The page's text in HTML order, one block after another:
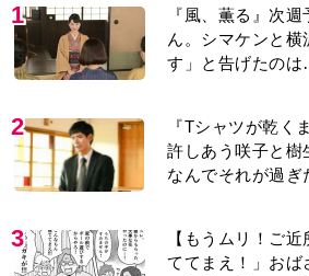
1
『風、薫る』次
ん。シマケンと
す」と告げたの
2
『Tシャツが乾く
許しあう咲子と樹
なんでそれが過
3
【もうムリ！ご
ててまえ！」おば